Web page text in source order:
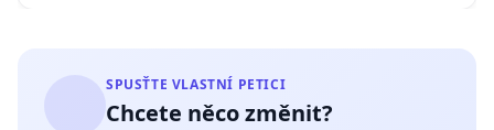
SPUSŤTE VLASTNÍ PETICI
Chcete něco změnit?